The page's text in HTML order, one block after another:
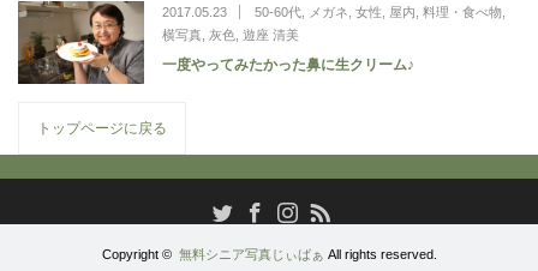
2017.05.23 50-60代, メガネ 女性 屋内 料理・食べ物
横写真
灰色 遊座 清美
一度やってみたかった鼻に生クリーム♪
トップページに戻る
TwitterFacebookInstagram
RSS
Copyright © 無料シニア写真じぃばぁ All rights reserved.